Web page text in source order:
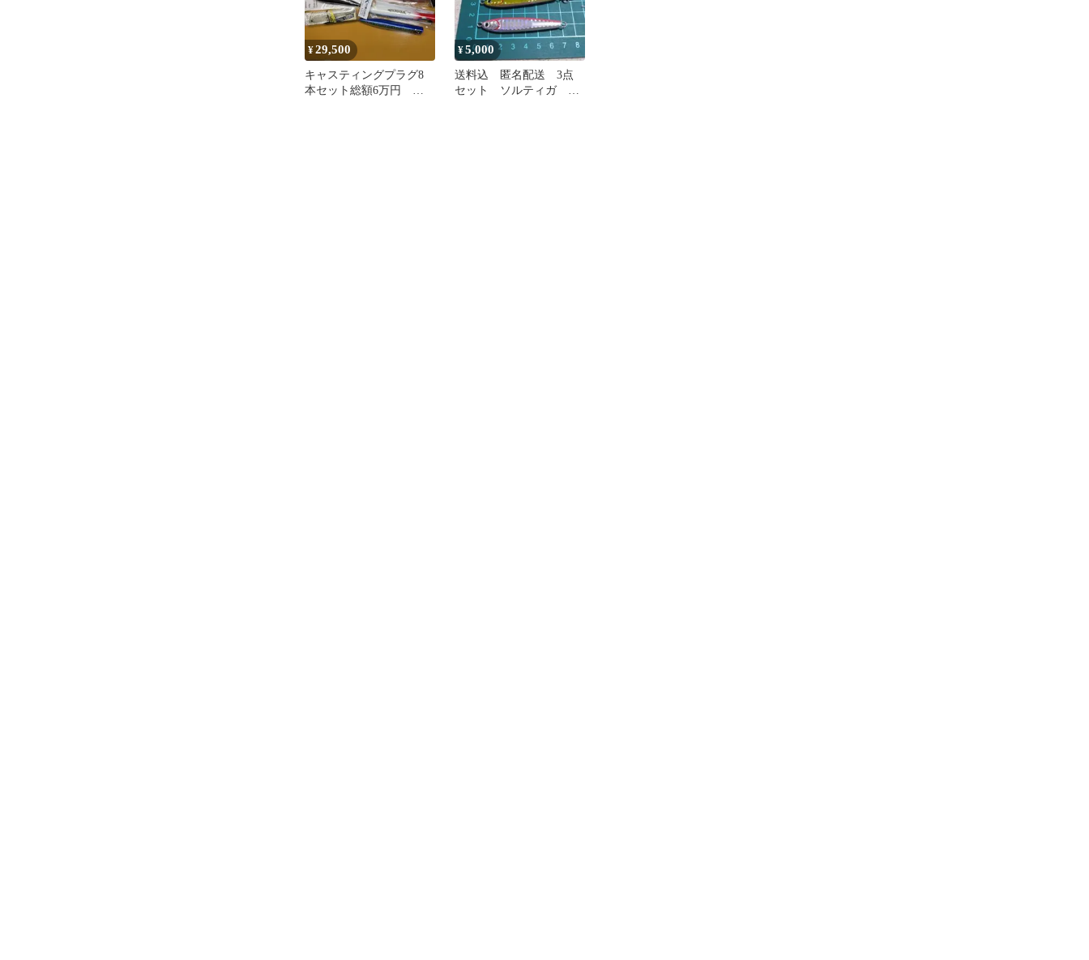
¥29,500
キャスティングプラグ8
本セット総額6万円 海
¥5,000
送料込 匿名配送 3点
セット ソルティガ ダ